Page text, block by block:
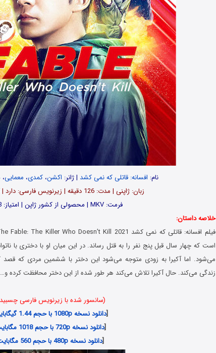
نام: افسانه: قاتلی که نمی کشد | ژانر: اکشن، کمدی، معمایی،
زبان: ژاپنی | مدت‌‌: 126 دقیقه | زیرنویس فارسی: دارد | کیفیت: WEB-DL
فرمت: MKV | محصولی از کشور ژاپن | امتیاز: 6.8 از 10
خلاصه داستان:
است که چهار سال قبل پنج نفر را به قتل رساند. در این میان او با دختری با
می‌شود. اما آکیرا به زودی متوجه می‌شود این دختر با ششمین مردی که قصد
زندگی می‌کند. حال آکیرا تلاش می‌کند هر طور شده از این دختر محافظت کرده و…
(سانسور شده با زیرنویس فارسی
[دانلود نسخه 1080p با حجم 1.44 گیگابایت
[دانلود نسخه 720p با حجم 1018 مگابایت
[دانلود نسخه 480p با حجم 560 مگابایت